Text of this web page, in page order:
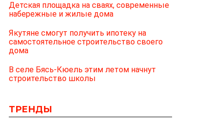
Детская площадка на сваях, современные
набережные и жилые дома
Якутяне смогут получить ипотеку на
самостоятельное строительство своего
дома
В селе Бясь-Кюель этим летом начнут
строительство школы
ТРЕНДЫ